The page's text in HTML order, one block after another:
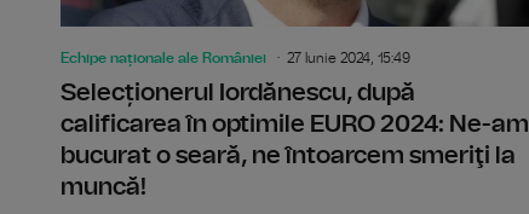
Echipe naționale ale României 27 Iunie 2024, 15:49
Selecționerul Iordănescu, după
calificarea în optimile EURO 2024: Ne-am
bucurat o seară, ne întoarcem smeriţi la
muncă!